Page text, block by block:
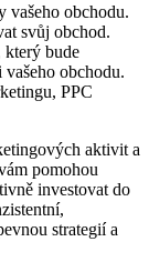
vašeho obchodu.
svůj obchod.
který bude
obchodu.
PPC
aktivit a
pomohou
investovat do
strategií a